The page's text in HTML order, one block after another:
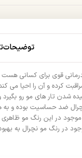
توضیحات
قوی برای کسانی
کرده و آن را احیا می
نچرال ضد حساسیت بوده
موجود در این رنگ مو
در رنگ مو نچرال به